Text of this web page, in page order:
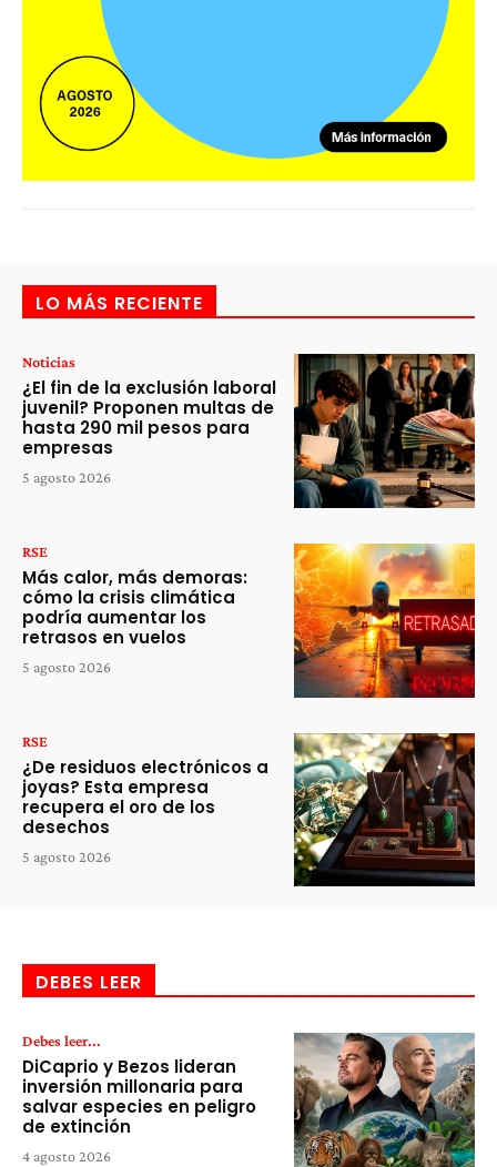
LO MÁS RECIENTE
Noticias
¿El fin de la exclusión laboral
juvenil? Proponen multas de
hasta 290 mil pesos para
empresas
5 agosto 2026
RSE
Más calor, más demoras:
cómo la crisis climática
podría aumentar los
retrasos en vuelos
5 agosto 2026
RSE
¿De residuos electrónicos a
joyas? Esta empresa
recupera el oro de los
desechos
5 agosto 2026
DEBES LEER
Debes leer...
DiCaprio y Bezos lideran
inversión millonaria para
salvar especies en peligro
de extinción
4 agosto 2026